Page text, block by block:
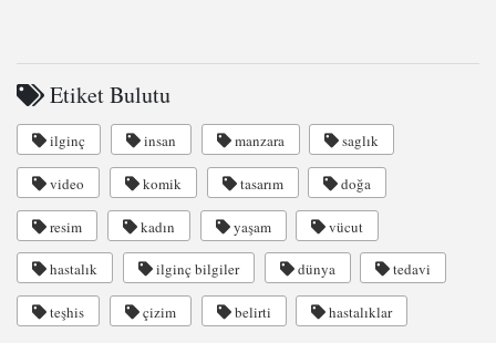
Etiket Bulutu
ilginç insan manzara saglık
video komik tasarım doğa
resim kadın yaşam vücut
hastalık ilginç bilgiler dünya tedavi
teşhis çizim belirti hastalıklar